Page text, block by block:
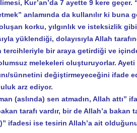
Kur’an’da 7 ayette 9 kere geçer.
anlamında da kullanılır ki buna
korku, yılgınlık ve isteksizlik
yüklendiği, dolayısıyla Allah
tercihleriyle bir araya getirdiği ve
melekeleri oluşturuyorlar.
sünnetini değiştirmeyeceğini ifade
arz ediyor.
(aslında) sen atmadın, Allah attı”
tarafı vardır, bir de Allah’a bakan
ifadesi ise tesirin Allah’a ait